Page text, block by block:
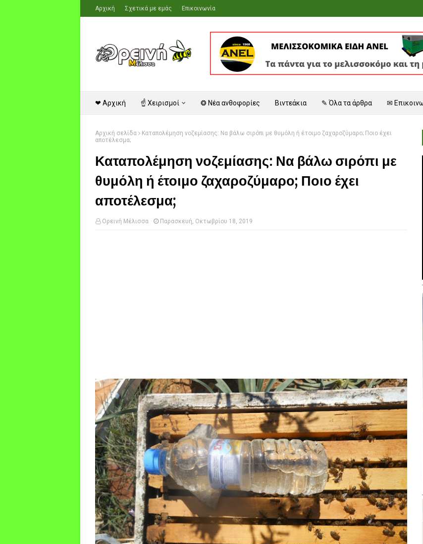
Αρχική Σχετικά με εμάς Επικοινωνία
❤ Αρχική ☝ Χειρισμοί ❂ Νέα ανθοφορίες Βιντεάκια ✎ Όλα τα άρθρα ✉
Αρχική σελίδα
Καταπολέμηση νοζεμίασης: Να βάλω σιρόπι με θυμόλη ή έτοιμο ζαχαροζύμαρο; Ποιο έχει
αποτέλεσμα;
Καταπολέμηση νοζεμίασης: Να βάλω σιρόπι με
θυμόλη ή έτοιμο ζαχαροζύμαρο; Ποιο έχει
αποτέλεσμα;
Ορεινή Μέλισσα Παρασκευή, Οκτωβρίου 18, 2019